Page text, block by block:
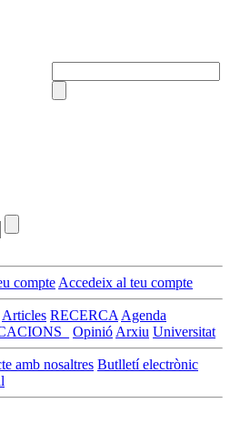
compte Accedeix al teu compte
Articles RECERCA Agenda
Opinió Arxiu Universitat
amb nosaltres Butlletí electrònic